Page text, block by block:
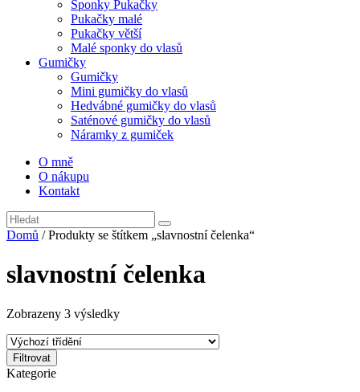
Sponky Pukačky
Pukačky malé
Pukačky větší
Malé sponky do vlasů
Gumičky
Gumičky
Mini gumičky do vlasů
Hedvábné gumičky do vlasů
Saténové gumičky do vlasů
Náramky z gumiček
O mně
O nákupu
Kontakt
Domů / Produkty se štítkem „slavnostní čelenka“
slavnostní čelenka
Zobrazeny 3 výsledky
Filtrovat
Kategorie